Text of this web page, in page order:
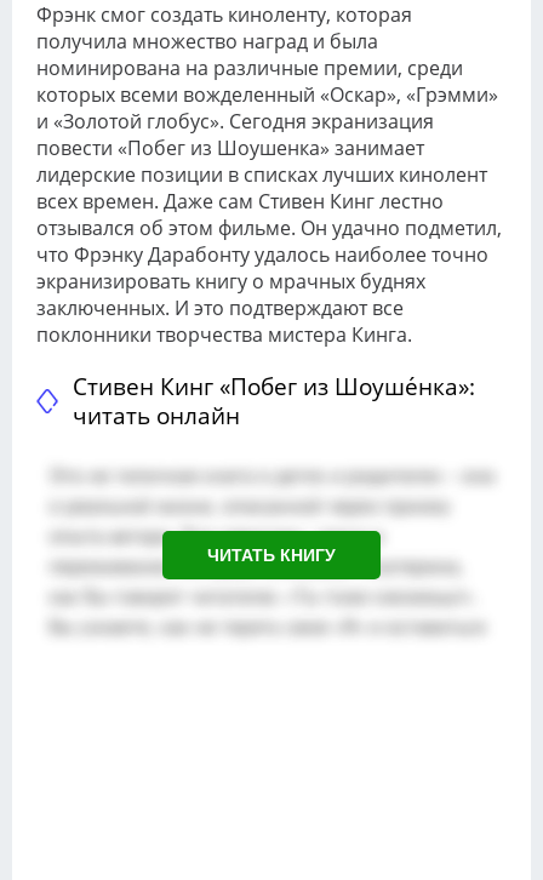
Фрэнк смог создать киноленту, которая
получила множество наград и была
номинирована на различные премии, среди
которых всеми вожделенный «Оскар», «Грэмми»
и «Золотой глобус». Сегодня экранизация
повести «Побег из Шоушенка» занимает
лидерские позиции в списках лучших кинолент
всех времен. Даже сам Стивен Кинг лестно
отзывался об этом фильме. Он удачно подметил,
что Фрэнку Дарабонту удалось наиболее точно
экранизировать книгу о мрачных буднях
заключенных. И это подтверждают все
поклонники творчества мистера Кинга.
Стивен Кинг «Побег из Шоуше́нка»:
читать онлайн
ЧИТАТЬ КНИГУ